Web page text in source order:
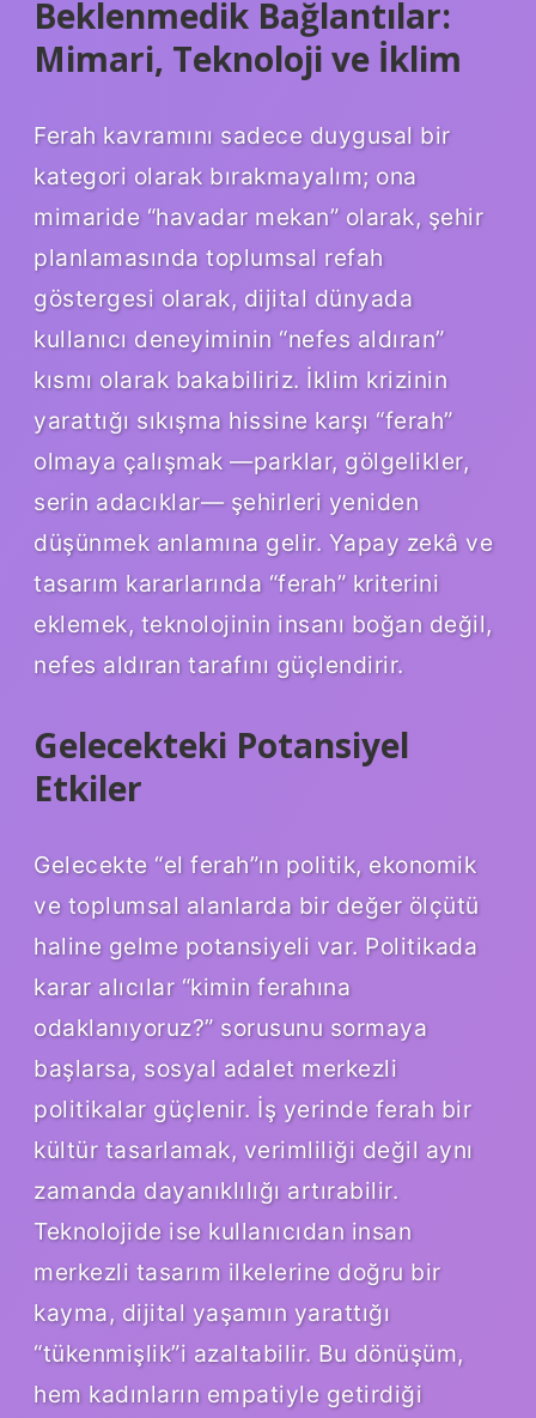
Beklenmedik Bağlantılar:
Mimari, Teknoloji ve İklim
Ferah kavramını sadece duygusal bir
kategori olarak bırakmayalım; ona
mimaride “havadar mekan” olarak, şehir
planlamasında toplumsal refah
göstergesi olarak, dijital dünyada
kullanıcı deneyiminin “nefes aldıran”
kısmı olarak bakabiliriz. İklim krizinin
yarattığı sıkışma hissine karşı “ferah”
olmaya çalışmak —parklar, gölgelikler,
serin adacıklar— şehirleri yeniden
düşünmek anlamına gelir. Yapay zekâ ve
tasarım kararlarında “ferah” kriterini
eklemek, teknolojinin insanı boğan değil,
nefes aldıran tarafını güçlendirir.
Gelecekteki Potansiyel
Etkiler
Gelecekte “el ferah”ın politik, ekonomik
ve toplumsal alanlarda bir değer ölçütü
haline gelme potansiyeli var. Politikada
karar alıcılar “kimin ferahına
odaklanıyoruz?” sorusunu sormaya
başlarsa, sosyal adalet merkezli
politikalar güçlenir. İş yerinde ferah bir
kültür tasarlamak, verimliliği değil aynı
zamanda dayanıklılığı artırabilir.
Teknolojide ise kullanıcıdan insan
merkezli tasarım ilkelerine doğru bir
kayma, dijital yaşamın yarattığı
“tükenmişlik”i azaltabilir. Bu dönüşüm,
hem kadınların empatiyle getirdiği